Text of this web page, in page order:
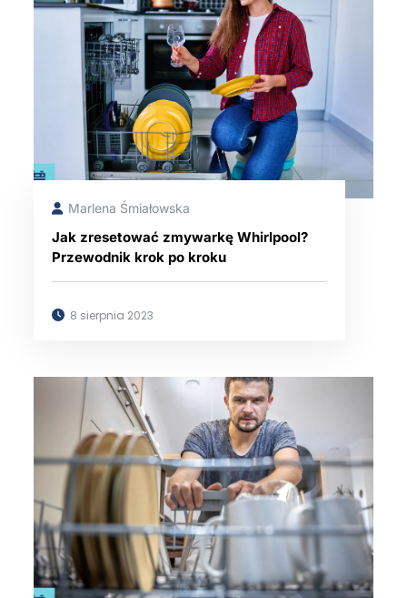
Marlena Śmiałowska
Jak zresetować zmywarkę Whirlpool?
Przewodnik krok po kroku
8 sierpnia 2023